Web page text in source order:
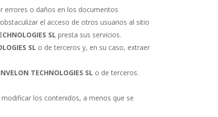
errores o daños en los documentos
el acceso de otros usuarios al sitio
SL presta sus servicios.
SL o de terceros y, en su caso, extraer
TECHNOLOGIES SL o de terceros.
los contenidos, a menos que se